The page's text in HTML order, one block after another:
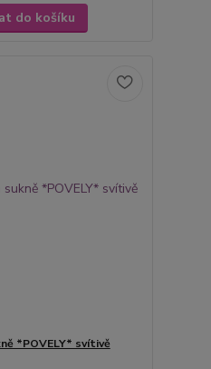
do košíku
*POVELY* svítivě